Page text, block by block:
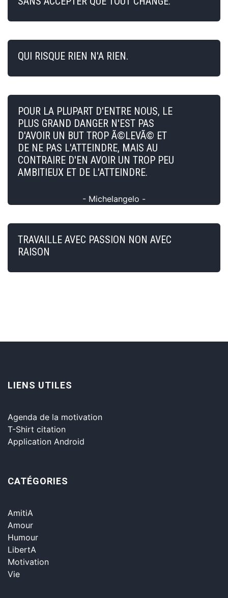
QUI RISQUE RIEN N'A RIEN.
POUR LA PLUPART D'ENTRE NOUS, LE
PLUS GRAND DANGER N'EST PAS
D'AVOIR UN BUT TROP Ã©LEVÃ© ET
DE NE PAS L'ATTEINDRE, MAIS AU
CONTRAIRE D'EN AVOIR UN TROP PEU
AMBITIEUX ET DE L'ATTEINDRE.
- Michelangelo -
TRAVAILLE AVEC PASSION NON AVEC
RAISON
LIENS UTILES
Agenda de la motivation
T-Shirt citation
Application Android
CATÉGORIES
AmitiA
Amour
Humour
LibertA
Motivation
Vie